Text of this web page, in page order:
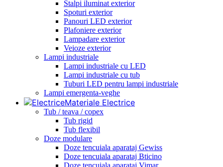
Stalpi iluminat exterior
Spoturi exterior
Panouri LED exterior
Plafoniere exterior
Lampadare exterior
Veioze exterior
Lampi industriale
Lampi industriale cu LED
Lampi industriale cu tub
Tuburi LED pentru lampi industriale
Lampi emergenta-veghe
Materiale Electrice
Tub / teava / copex
Tub rigid
Tub flexibil
Doze modulare
Doze tencuiala aparataj Gewiss
Doze tencuiala aparataj Bticino